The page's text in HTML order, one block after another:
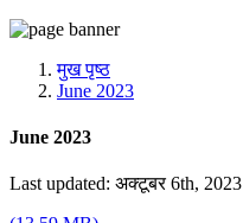
मुख पृष्ठ
June 2023
June 2023
Last updated: अक्टूबर 6th, 2023